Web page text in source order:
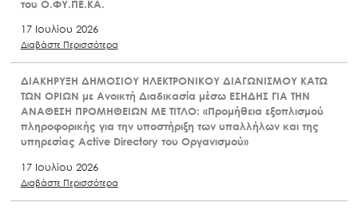
του Ο.ΦΥ.ΠΕ.ΚΑ.
17 Ιουλίου 2026
Διαβάστε Περισσότερα
ΔΙΑΚΗΡΥΞΗ ΔΗΜΟΣΙΟΥ ΗΛΕΚΤΡΟΝΙΚΟΥ ΔΙΑΓΩΝΙΣΜΟΥ ΚΑΤΩ
ΤΩΝ ΟΡΙΩΝ με Ανοικτή Διαδικασία μέσω ΕΣΗΔΗΣ ΓΙΑ ΤΗΝ
ΑΝΑΘΕΣΗ ΠΡΟΜΗΘΕΙΩΝ ΜΕ ΤΙΤΛΟ: «Προμήθεια εξοπλισμού
πληροφορικής για την υποστήριξη των υπαλλήλων και της
υπηρεσίας Active Directory του Οργανισμού»
17 Ιουλίου 2026
Διαβάστε Περισσότερα